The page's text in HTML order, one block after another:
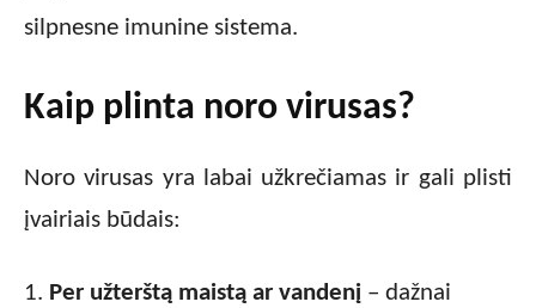
silpnesne imunine sistema.
Kaip plinta noro virusas?
Noro virusas yra labai užkrečiamas ir gali plisti
įvairiais būdais:
Per užterštą maistą ar vandenį – dažnai